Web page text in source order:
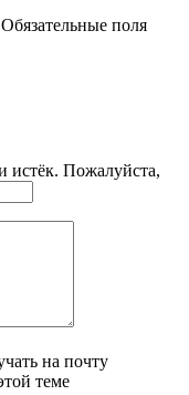
Обязательные поля
истёк. Пожалуйста,
на почту
теме